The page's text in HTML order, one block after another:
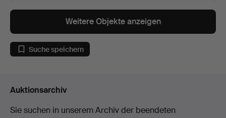
Weitere Objekte anzeigen
Suche speichern
Auktionsarchiv
Sie suchen in unserem Archiv der beendeten